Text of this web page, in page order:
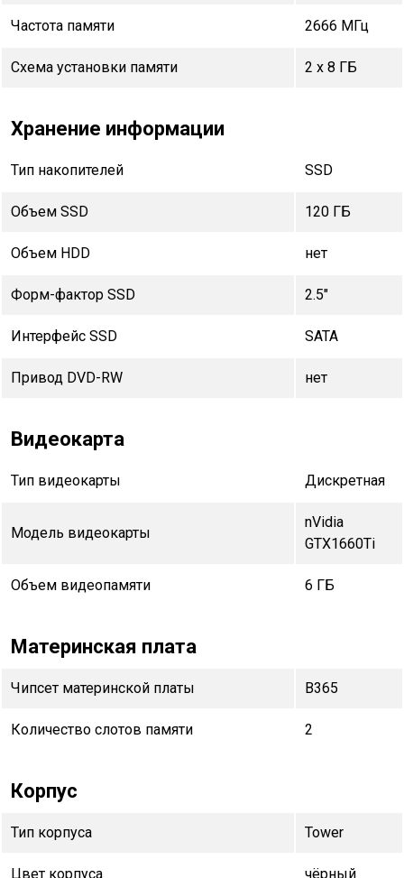
Частота памяти 2666 МГц
Схема установки памяти 2 x 8 ГБ
Хранение информации
Тип накопителей SSD
Объем SSD 120 ГБ
Объем HDD нет
Форм-фактор SSD 2.5"
Интерфейс SSD SATA
Привод DVD-RW нет
Видеокарта
Тип видеокарты Дискретная
Модель видеокарты
nVidia
GTX1660Ti
Объем видеопамяти 6 ГБ
Материнская плата
Чипсет материнской платы B365
Количество слотов памяти 2
Корпус
Тип корпуса Tower
Цвет корпуса чёрный